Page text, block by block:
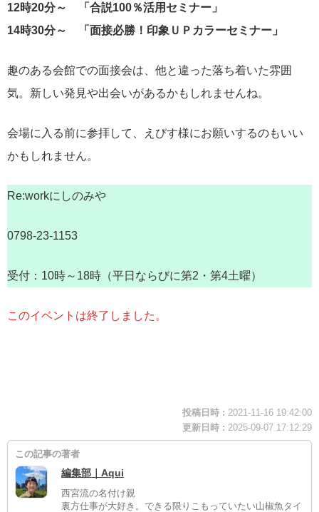
12時20分～ 「合説100％活用セミナー」
14時30分～ 「面接必勝！印象ＵＰカラーセミナー」
趣のある会館での面接会は、他と違った落ち着いた雰囲
気。新しい発見や出会いがあるかもしれませんね。
会場に入る前に参拝して、えびす様にお願いするのもいい
かもしれません。
Re:workにしのみや
0798-23-1153
受付：10時～18時（平日ならびに第2・第4土曜）
このイベントは終了しました。
投稿日時 : 2021-11-16 19:42:00
更新日時 : 2025-09-07 17:12:29
この記事の著者
編集部｜Aqui
西宮流の名付け親
裏方仕事が大好き。できる限りこもっていたい山椒魚タイ